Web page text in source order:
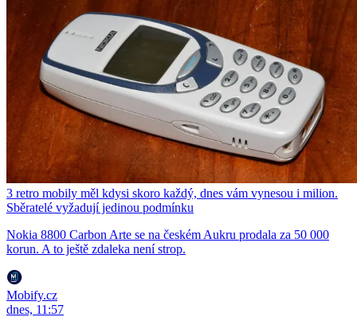
3 retro mobily měl kdysi skoro každý, dnes vám vynesou i milion.
Sběratelé vyžadují jedinou podmínku
Nokia 8800 Carbon Arte se na českém Aukru prodala za 50 000
korun. A to ještě zdaleka není strop.
Mobify.cz
dnes, 11:57